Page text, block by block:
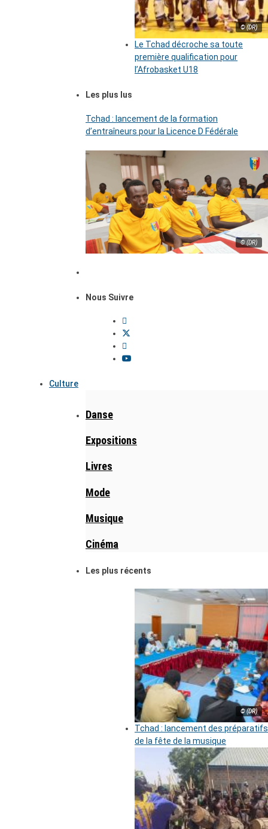
© (DR)
Le Tchad décroche sa toute
première qualification pour
l’Afrobasket U18
Les plus lus
Tchad : lancement de la formation
d’entraîneurs pour la Licence D Fédérale
© (DR)
Nous Suivre
Culture
Danse
Expositions
Livres
Mode
Musique
Cinéma
Les plus récents
© (DR)
Tchad : lancement des préparatifs
de la fête de la musique